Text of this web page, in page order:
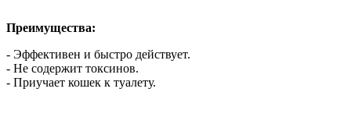
Преимущества:
- Эффективен и быстро действует.
- Не содержит токсинов.
- Приучает кошек к туалету.